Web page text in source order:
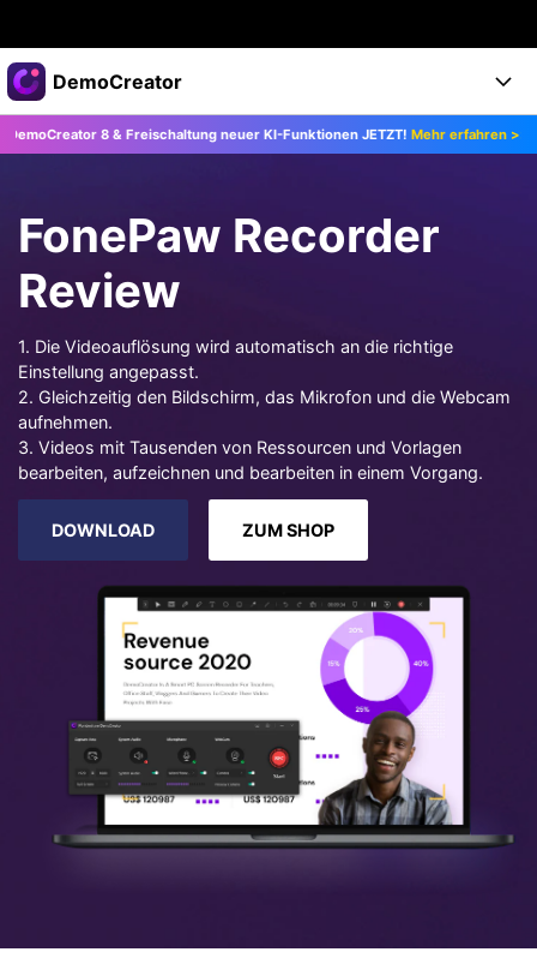
Top-Produkte
KI-gestützte digitale Kreativität
Dienstprogramme
Business
Lösungen
Presseraum
Support
DemoCreator
Produkte
Funktionen
Alle Funktionen >
KI-Funktionen
KI Tipps
Alle KI Funktionen >
DemoCreator für
Blog
Mehr Lösungen finden >
Los geht's
Support
Business
Upgrade auf DemoCreator 8
8 & Freischaltung neuer KI-Funktionen JETZT!Mehr erfahren >>
FonePaw Recorder
Review
1. Die Videoauflösung wird automatisch an die richtige
Einstellung angepasst.
2. Gleichzeitig den Bildschirm, das Mikrofon und die Webcam
aufnehmen.
3. Videos mit Tausenden von Ressourcen und Vorlagen
bearbeiten, aufzeichnen und bearbeiten in einem Vorgang.
DOWNLOAD ZUM SHOP